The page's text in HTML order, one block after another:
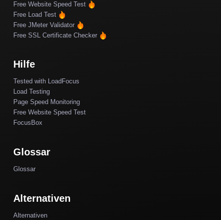
Free Website Speed Test
Free Load Test
Free JMeter Validator
Free SSL Certificate Checker
Hilfe
Tested with LoadFocus
Load Testing
Page Speed Monitoring
Free Website Speed Test
FocusBox
Glossar
Glossar
Alternativen
Alternativen